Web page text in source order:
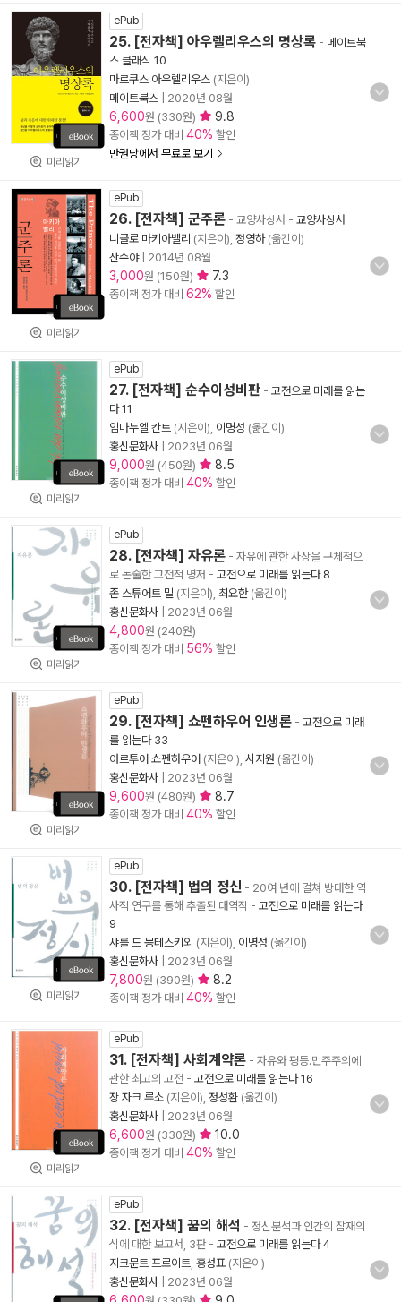
미리읽기
ePub
25. [전자책] 아우렐리우스의 명상록 - 메이트북
스 클래식 10
마르쿠스 아우렐리우스 (지은이)
메이트북스
2020년 08월
6,600원 (330원) 9.8
종이책 정가 대비 40% 할인
만권당에서 무료로 보기
미리읽기
ePub
26. [전자책] 군주론 - 교양사상서 - 교양사상서
니콜로 마키아벨리 (지은이), 정영하(옮긴이)
산수야| 2014년 08월
3,000원 (150원) 7.3
종이책 정가 대비 62% 할인
미리읽기
ePub
27. [전자책] 순수이성비판 - 고전으로 미래를 읽는
다 11
임마누엘 칸트 (지은이), 이명성 (옮긴이)
홍신문화사
2023년 06월
9,000원 (450원) 8.5
종이책 정가 대비 40% 할인
미리읽기
ePub
28. [전자책] 자유론 - 자유에 관한 사상을 구체적으
로 논술한 고전적 명저 - 고전으로 미래를 읽는다 8
존 스튜어트 밀 (지은이), 최요한(옮긴이)
홍신문화사
2023년 06월
4,800원 (240원)
종이책 정가 대비 56% 할인
미리읽기
ePub
29. [전자책] 쇼펜하우어 인생론 - 고전으로 미래
를 읽는다 33
아르투어 쇼펜하우어 (지은이), 사지원 (옮긴이)
홍신문화사
2023년 06월
9,600원 (480원) 8.7
종이책 정가 대비 40% 할인
미리읽기
ePub
30. [전자책] 법의 정신 - 20여 년에 걸쳐 방대한 역
사적 연구를 통해 추출된 대역작 - 고전으로 미래를 읽는다
9
샤를 드 몽테스키외 (지은이), 이명성 (옮긴이)
홍신문화사
2023년 06월
7,800원 (390원) 8.2
종이책 정가 대비 40% 할인
미리읽기
ePub
31. [전자책] 사회계약론 - 자유와 평등.민주주의에
관한 최고의 고전 - 고전으로 미래를 읽는다 16
장 자크 루소 (지은이), 정성환 (옮긴이)
홍신문화사
2023년 06월
6,600원 (330원) 10.0
종이책 정가 대비 40% 할인
ePub
32. [전자책] 꿈의 해석 - 정신분석과 인간의 잠재의
식에 대한 보고서, 3판- 고전으로 미래를 읽는다 4
지크문트 프로이트 홍성표 (지은이)
홍신문화사
2023년 06월